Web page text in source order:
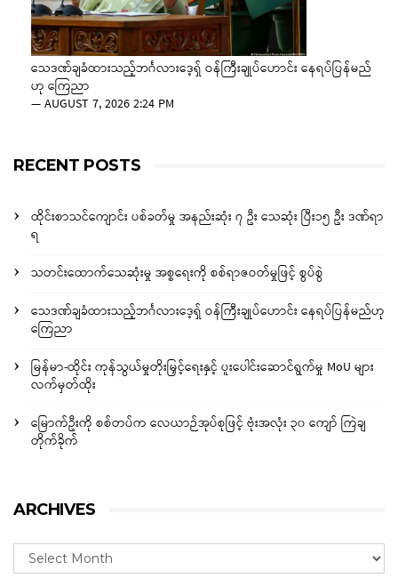
သေဒဏ်ချခံထားသည့်ဘင်္ဂလားဒေ့ရှ် ဝန်ကြီးချုပ်ဟောင်း နေရပ်ပြန်မည်
ဟု ကြေညာ
—AUGUST 7, 2026 2:24 PM
RECENT POSTS
ထိုင်းစာသင်ကျောင်း ပစ်ခတ်မှု အနည်းဆုံး ၇ ဦး သေဆုံး ပြီး၁၅ ဦး ဒဏ်ရာ
ရ
သတင်းထောက်သေဆုံးမှု အစ္စရေးကို စစ်ရာဇဝတ်မှုဖြင့် စွပ်စွဲ
သေဒဏ်ချခံထားသည့်ဘင်္ဂလားဒေ့ရှ် ဝန်ကြီးချုပ်ဟောင်း နေရပ်ပြန်မည်ဟု
ကြေညာ
မြန်မာ-ထိုင်း ကုန်သွယ်မှုတိုးမြှင့်ရေးနှင့် ပူးပေါင်းဆောင်ရွက်မှု MoU များ
လက်မှတ်ထိုး
မြောက်ဦးကို စစ်တပ်က လေယာဉ်အုပ်စုဖြင့် ဗုံးအလုံး ၃၀ ကျော် ကြဲချ
တိုက်ခိုက်
ARCHIVES